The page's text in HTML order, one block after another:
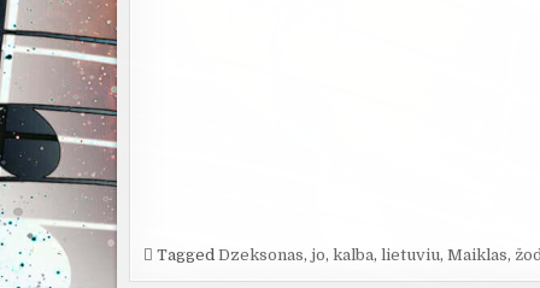
Tagged Dzeksonas, jo, kalba, lietuviu, Maiklas,